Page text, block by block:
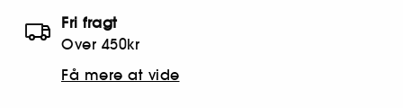
Fri fragt
Over 450kr
Få mere at vide